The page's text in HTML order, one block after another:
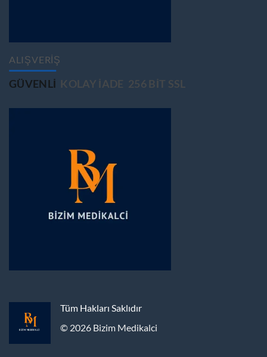
ALIŞVERİŞ
GÜVENLİ KOLAY İADE 256 BİT SSL
Tüm Hakları Saklıdır
© 2026 Bizim Medikalci